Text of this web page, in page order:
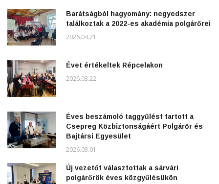
Barátságból hagyomány: negyedszer
találkoztak a 2022-es akadémia polgárőrei
2026.04.21.
Évet értékeltek Répcelakon
2026.03.22.
Éves beszámoló taggyűlést tartott a
Csepreg Közbiztonságáért Polgárőr és
Bajtársi Egyesület
2026.03.01.
Új vezetőt választottak a sárvári
polgárőrök éves közgyűlésükön